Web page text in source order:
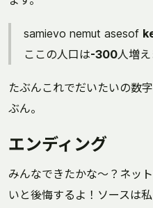
samievo nemut asesof
ここの人口は-300人増え
たぶんこれでだいたいの数
ぶん。
エンディング
みんなできたかな〜？ネッ
いと後悔するよ！ソースは私